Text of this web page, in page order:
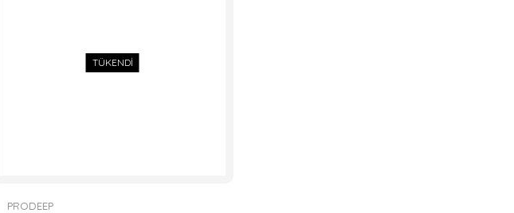
TÜKENDİ
PRODEEP